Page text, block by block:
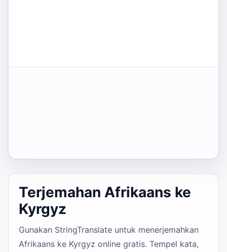
Terjemahan Afrikaans ke
Kyrgyz
Gunakan StringTranslate untuk menerjemahkan
Afrikaans ke Kyrgyz online gratis. Tempel kata,